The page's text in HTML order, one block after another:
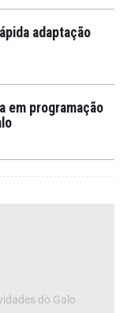
adaptação
em programação
do Galo